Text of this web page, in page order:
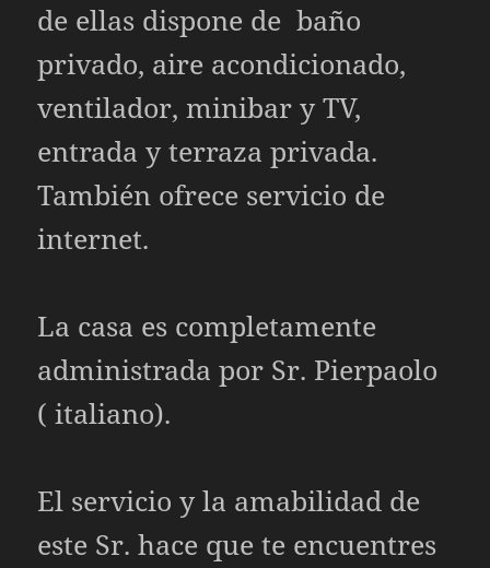
de ellas dispone de baño
privado, aire acondicionado,
ventilador, minibar y TV,
entrada y terraza privada.
También ofrece servicio de
internet.
La casa es completamente
administrada por Sr. Pierpaolo
( italiano).
El servicio y la amabilidad de
este Sr. hace que te encuentres